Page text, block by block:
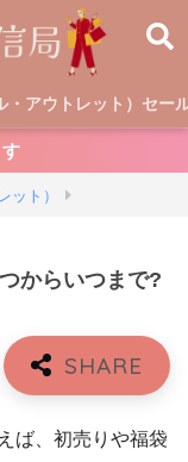
・アウトレット）セー
ット）
からいつまで?
ば、初売りや福袋